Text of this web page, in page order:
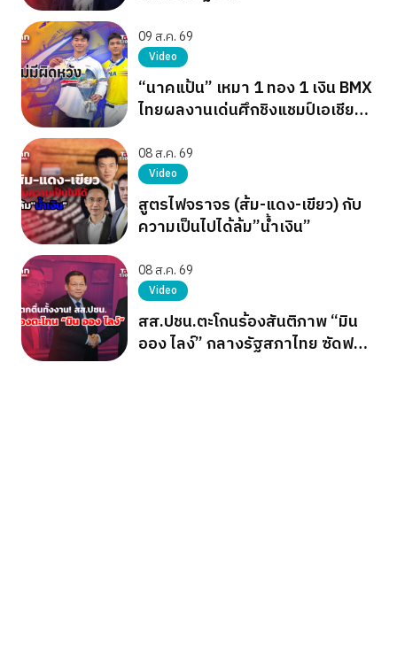
09 ส.ค. 69
Video
“นาคแป้น” เหมา 1 ทอง 1 เงิน BMX
ไทยผลงานเด่นศึกชิงแชมป์เอเชีย
08 ส.ค. 69
Video
สูตรไฟจราจร (ส้ม-แดง-เขียว) กับ
ความเป็นไปได้ล้ม”น้ำเงิน”
08 ส.ค. 69
Video
สส.ปชน.ตะโกนร้องสันติภาพ “มิน
ออง ไลง์” กลางรัฐสภาไทย ซัดฟอก